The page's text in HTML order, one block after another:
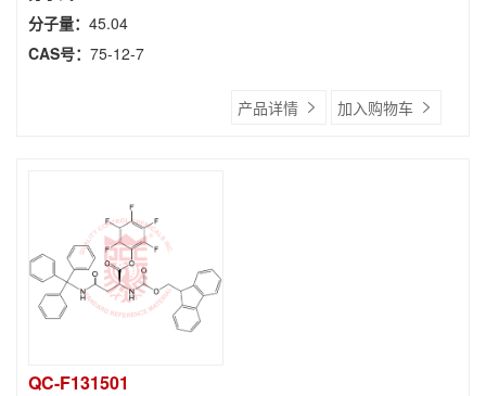
分子量： 45.04
CAS号： 75-12-7
产品详情 加入购物车
QC-F131501